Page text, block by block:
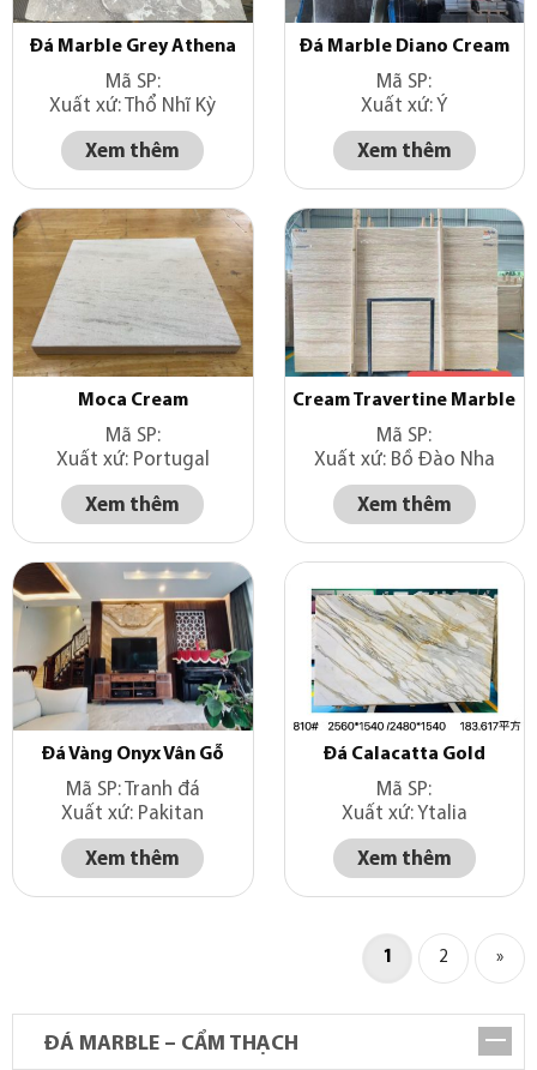
Đá Marble Grey Athena
Mã SP:
Xuất xứ: Thổ Nhĩ Kỳ
Xem thêm
Đá Marble Diano Cream
Mã SP:
Xuất xứ: Ý
Xem thêm
Moca Cream
Mã SP:
Xuất xứ: Portugal
Xem thêm
Cream Travertine Marble
Mã SP:
Xuất xứ: Bồ Đào Nha
Xem thêm
Đá Vàng Onyx Vân Gỗ
Mã SP: Tranh đá
Xuất xứ: Pakitan
Xem thêm
Đá Calacatta Gold
Mã SP:
Xuất xứ: Ytalia
Xem thêm
1 2 »
ĐÁ MARBLE – CẨM THẠCH